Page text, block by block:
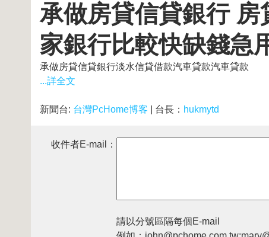
承做房貸信貸銀行
家銀行比較快缺錢急
承做房貸信貸銀行淡水信貸借款汽車貸款汽車貸款
...詳全文
新聞台: 台灣PcHome博客 | 台長： hukmytd
收件者E-mail：
請以分號區隔每個E-mail